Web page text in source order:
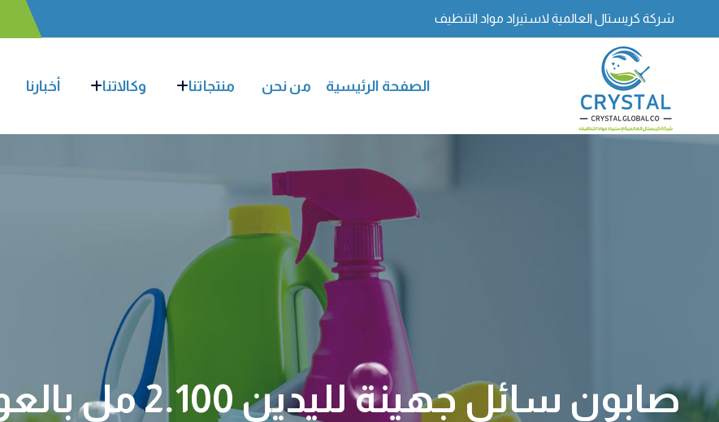
شركة كريستال العالمية لاستيراد مواد التنظيف
الصفحة الرئيسية من نحن منتجاتنا وكالاتنا أخبارنا
صابون سائل جهينة لليدين 2.100 مل بالعود